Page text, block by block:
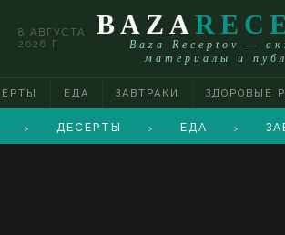
8 АВГУСТА
2026 Г.
BAZA
Baza Receptov —
материалы и
ЕДА ЗАВТРАКИ ЗДОРОВЫЕ
> ДЕСЕРТЫ > ЕДА >